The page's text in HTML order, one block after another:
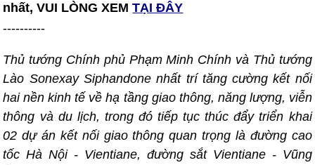
nhất, VUI LÒNG XEM TẠI ĐÂY
----------
Thủ tướng Chính phủ Phạm Minh Chính và Thủ tướng
Lào Sonexay Siphandone nhất trí tăng cường kết nối
hai nền kinh tế về hạ tầng giao thông, năng lượng, viễn
thông và du lịch, trong đó tiếp tục thúc đẩy triển khai
02 dự án kết nối giao thông quan trọng là đường cao
tốc Hà Nội - Vientiane, đường sắt Vientiane - Vũng